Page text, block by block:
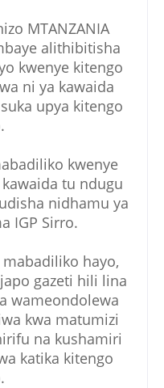
MTANZANIA
alithibitisha
kwenye kitengo
ni ya kawaida
upya kitengo
kwenye
tu ndugu
nidhamu ya
IGP Sirro.
hayo,
gazeti hili lina
wameondolewa
kwa matumizi
na kushamiri
katika kitengo